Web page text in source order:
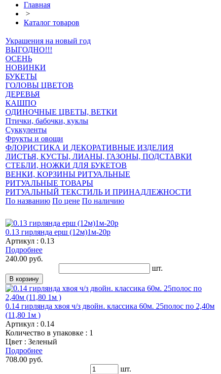
Главная
>
Каталог товаров
Украшения на новый год
ВЫГОДНО!!!
ОСЕНЬ
НОВИНКИ
БУКЕТЫ
ГОЛОВЫ ЦВЕТОВ
ДЕРЕВЬЯ
КАШПО
ОДИНОЧНЫЕ ЦВЕТЫ, ВЕТКИ
Птички, бабочки, куклы
Суккуленты
Фрукты и овощи
ФЛОРИСТИКА И ДЕКОРАТИВНЫЕ ИЗДЕЛИЯ
ЛИСТЬЯ, КУСТЫ, ЛИАНЫ, ГАЗОНЫ, ПОДСТАВКИ
СТЕБЛИ, НОЖКИ ДЛЯ БУКЕТОВ
ВЕНКИ, КОРЗИНЫ РИТУАЛЬНЫЕ
РИТУАЛЬНЫЕ ТОВАРЫ
РИТУАЛЬНЫЙ ТЕКСТИЛЬ И ПРИНАДЛЕЖНОСТИ
По названию По цене По наличию
0.13 гирлянда ерш (12м)1м-20р
Артикул : 0.13
Подробнее
240.00 руб.
шт.
0.14 гирлянда хвоя ч/з двойн. классика 60м. 25полос по 2,40м
(11,80 1м )
Артикул : 0.14
Количество в упаковке : 1
Цвет : Зеленый
Подробнее
708.00 руб.
шт.